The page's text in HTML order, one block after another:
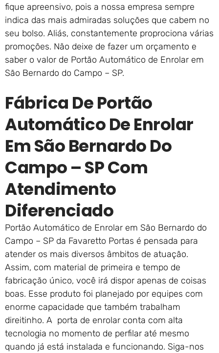
fique apreensivo, pois a nossa empresa sempre
indica das mais admiradas soluções que cabem no
seu bolso. Aliás, constantemente proprociona várias
promoções. Não deixe de fazer um orçamento e
saber o valor de Portão Automático de Enrolar em
São Bernardo do Campo – SP.
Fábrica De Portão
Automático De Enrolar
Em São Bernardo Do
Campo – SP Com
Atendimento
Diferenciado
Portão Automático de Enrolar em São Bernardo do
Campo – SP da Favaretto Portas é pensada para
atender os mais diversos âmbitos de atuação.
Assim, com material de primeira e tempo de
fabricação único, você irá dispor apenas de coisas
boas. Esse produto foi planejado por equipes com
enorme capacidade que também trabalham
direitinho. A porta de enrolar conta com alta
tecnologia no momento de perfilar até mesmo
quando já está instalada e funcionando. Siga-nos